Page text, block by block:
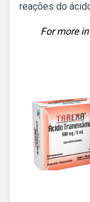
reações do
For more